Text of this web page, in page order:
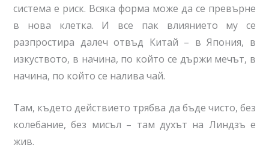
система е риск. Всяка форма може да се превърне
в нова клетка. И все пак влиянието му се
разпростира далеч отвъд Китай – в Япония, в
изкуството, в начина, по който се държи мечът, в
начина, по който се налива чай.
Там, където действието трябва да бъде чисто, без
колебание, без мисъл – там духът на Линдзъ е
жив.